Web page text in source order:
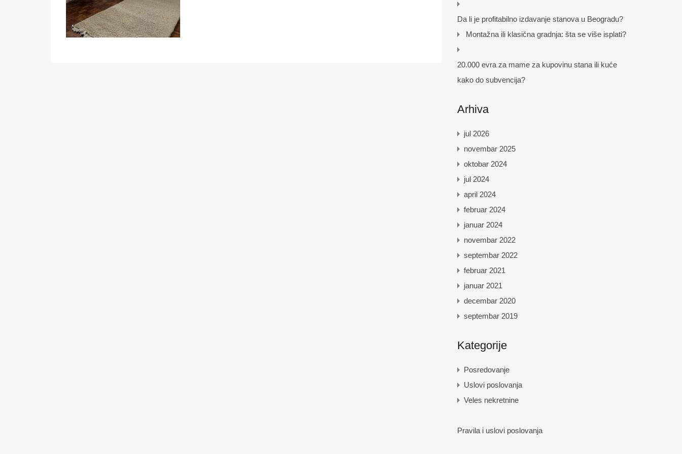
Da li je profitabilno izdavanje stanova u Beogradu?
Montažna ili klasična gradnja: šta se više isplati?
20.000 evra za mame za kupovinu stana ili kuće
kako do subvencija?
Arhiva
jul 2026
novembar 2025
oktobar 2024
jul 2024
april 2024
februar 2024
januar 2024
novembar 2022
septembar 2022
februar 2021
januar 2021
decembar 2020
septembar 2019
Kategorije
Posredovanje
Uslovi poslovanja
Veles nekretnine
Pravila i uslovi poslovanja